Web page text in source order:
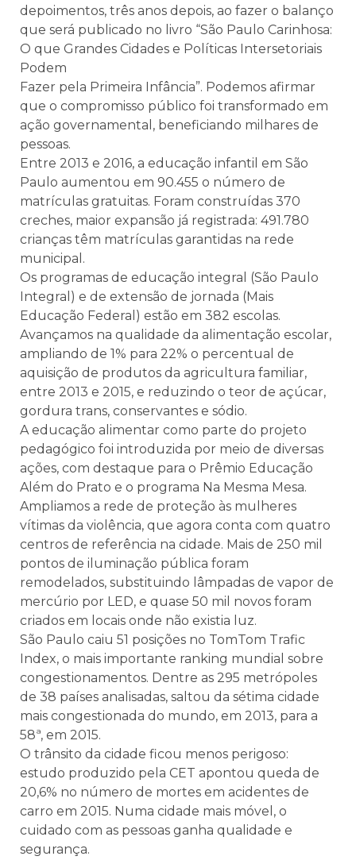
depoimentos, três anos depois, ao fazer o balanço
que será publicado no livro “São Paulo Carinhosa:
O que Grandes Cidades e Políticas Intersetoriais
Podem
Fazer pela Primeira Infância”. Podemos afirmar
que o compromisso público foi transformado em
ação governamental, beneficiando milhares de
pessoas.
Entre 2013 e 2016, a educação infantil em São
Paulo aumentou em 90.455 o número de
matrículas gratuitas. Foram construídas 370
creches, maior expansão já registrada: 491.780
crianças têm matrículas garantidas na rede
municipal.
Os programas de educação integral (São Paulo
Integral) e de extensão de jornada (Mais
Educação Federal) estão em 382 escolas.
Avançamos na qualidade da alimentação escolar,
ampliando de 1% para 22% o percentual de
aquisição de produtos da agricultura familiar,
entre 2013 e 2015, e reduzindo o teor de açúcar,
gordura trans, conservantes e sódio.
A educação alimentar como parte do projeto
pedagógico foi introduzida por meio de diversas
ações, com destaque para o Prêmio Educação
Além do Prato e o programa Na Mesma Mesa.
Ampliamos a rede de proteção às mulheres
vítimas da violência, que agora conta com quatro
centros de referência na cidade. Mais de 250 mil
pontos de iluminação pública foram
remodelados, substituindo lâmpadas de vapor de
mercúrio por LED, e quase 50 mil novos foram
criados em locais onde não existia luz.
São Paulo caiu 51 posições no TomTom Trafic
Index, o mais importante ranking mundial sobre
congestionamentos. Dentre as 295 metrópoles
de 38 países analisadas, saltou da sétima cidade
mais congestionada do mundo, em 2013, para a
58ª, em 2015.
O trânsito da cidade ficou menos perigoso:
estudo produzido pela CET apontou queda de
20,6% no número de mortes em acidentes de
carro em 2015. Numa cidade mais móvel, o
cuidado com as pessoas ganha qualidade e
segurança.